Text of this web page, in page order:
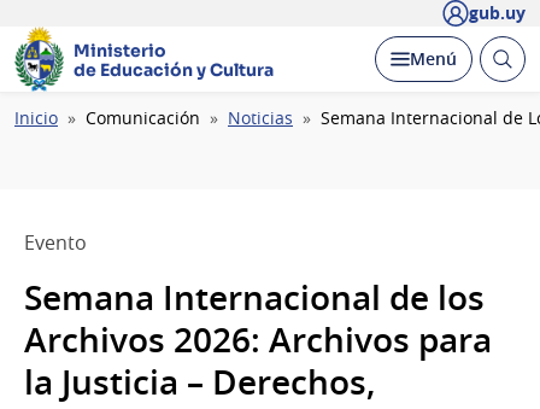
gub.uy
Ministerio
de Educación y Cultura
Desplegar
Menú Abrir
Ruta
Inicio Comunicación Noticias Semana Internacional de
Evento
Semana Internacional de los
Archivos 2026: Archivos para
la Justicia – Derechos,